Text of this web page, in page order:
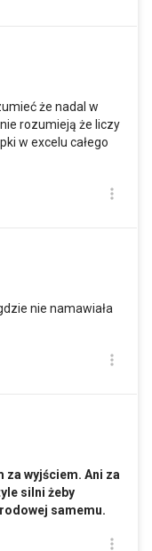
że nadal w
rozumieją że liczy
w excelu całego
nie namawiała
za wyjściem. Ani za
silni żeby
samemu.